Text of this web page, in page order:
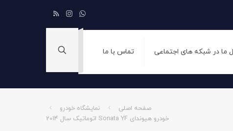
ما در شبکه های اجتماعی تماس با ما
صفحه اصلی
نمایشگاه خودرو
خودرو هیوندای Sonata YF اتوماتیک سال 2014